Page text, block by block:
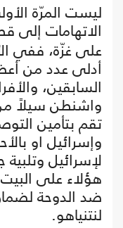
ليست المرّة
الاتهامات إلى
على غزّة، ففي
أدلى عدد من
السابقين،
واشنطن سيلاً
تقم بتأمين
وإسرائيل او
لإسرائيل
هؤلاء على
ضد الدوحة
لنتنياهو.